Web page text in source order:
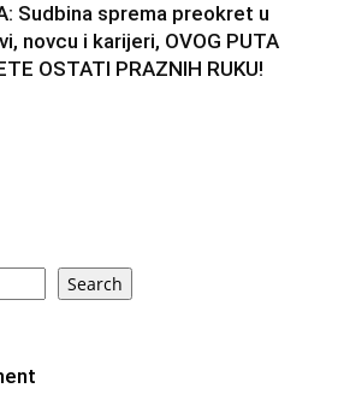
Sudbina sprema preokret u
novcu i karijeri, OVOG PUTA
OSTATI PRAZNIH RUKU!
Search